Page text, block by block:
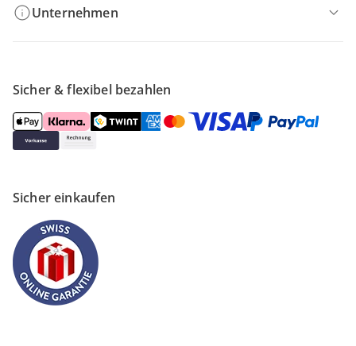
Unternehmen
Sicher & flexibel bezahlen
Sicher einkaufen